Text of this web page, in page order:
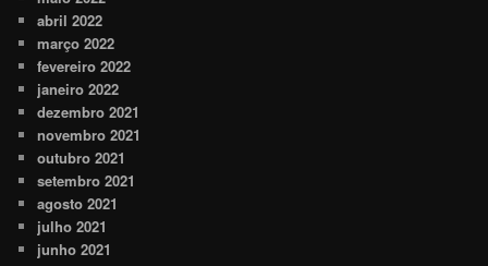
abril 2022
março 2022
fevereiro 2022
janeiro 2022
dezembro 2021
novembro 2021
outubro 2021
setembro 2021
agosto 2021
julho 2021
junho 2021